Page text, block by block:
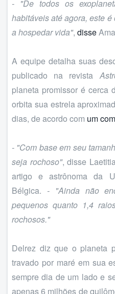
- "De todos os
habitáveis até agora, este
a hospedar vida", disse
A equipe detalha suas
publicado na revista
planeta promissor é cerca
orbita sua estrela
dias, de acordo com um
- "Com base em seu
seja rochoso", disse
artigo e astrônoma da
Bélgica. - "Ainda não
pequenos quanto 1,4
rochosos."
Delrez diz que o planeta
travado por maré em sua
sempre dia de um lado e
apenas 6 milhões de